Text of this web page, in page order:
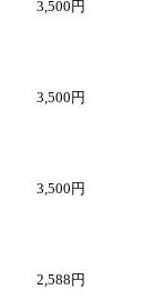
3,500円
3,500円
3,500円
2,588円